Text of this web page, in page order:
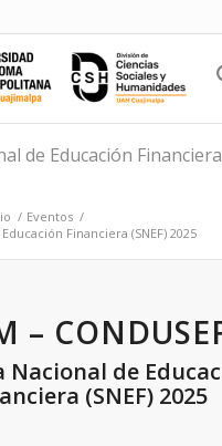
de Educación Financiera
/ Eventos /
Financiera (SNEF) 2025
–
Nacional de
(SNEF) 2025